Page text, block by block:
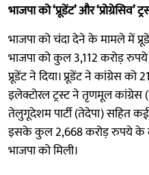
भाजपा को ‘प्रूडेंट’ और
भाजपा को चंदा देने के मामले में
भाजपा को कुल 3,112 करोड़
प्रूडेंट ने दिया। प्रूडेंट ने कांग्रेस को
इलेक्टोरल ट्रस्ट ने तृणमूल
तेलुगूदेशम पार्टी (तेदेपा) सहित
इसके कुल 2,668 करोड़ रुपये के
भाजपा को मिली।